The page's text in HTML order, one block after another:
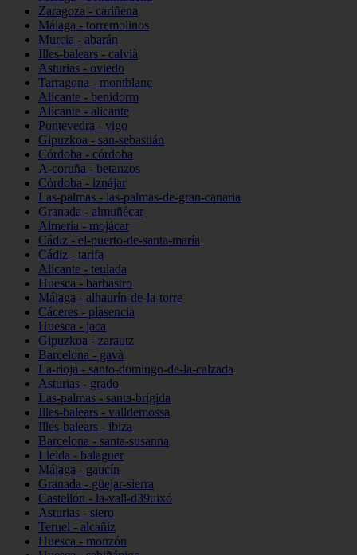
Zaragoza - cariñena
Málaga - torremolinos
Murcia - abarán
Illes-balears - calvià
Asturias - oviedo
Tarragona - montblanc
Alicante - benidorm
Alicante - alicante
Pontevedra - vigo
Gipuzkoa - san-sebastián
Córdoba - córdoba
A-coruña - betanzos
Córdoba - iznájar
Las-palmas - las-palmas-de-gran-canaria
Granada - almuñécar
Almería - mojácar
Cádiz - el-puerto-de-santa-maría
Cádiz - tarifa
Alicante - teulada
Huesca - barbastro
Málaga - alhaurín-de-la-torre
Cáceres - plasencia
Huesca - jaca
Gipuzkoa - zarautz
Barcelona - gavà
La-rioja - santo-domingo-de-la-calzada
Asturias - grado
Las-palmas - santa-brígida
Illes-balears - valldemossa
Illes-balears - ibiza
Barcelona - santa-susanna
Lleida - balaguer
Málaga - gaucín
Granada - güejar-sierra
Castellón - la-vall-d39uixó
Asturias - siero
Teruel - alcañiz
Huesca - monzón